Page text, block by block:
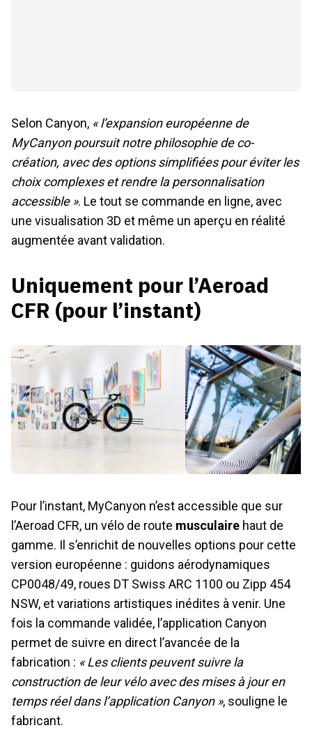
Selon Canyon, « l’expansion européenne de
MyCanyon poursuit notre philosophie de co-
création, avec des options simplifiées pour éviter les
choix complexes et rendre la personnalisation
accessible ». Le tout se commande en ligne, avec
une visualisation 3D et même un aperçu en réalité
augmentée avant validation.
Uniquement pour l’Aeroad
CFR (pour l’instant)
Pour l’instant, MyCanyon n’est accessible que sur
l’Aeroad CFR, un vélo de route musculaire haut de
gamme. Il s’enrichit de nouvelles options pour cette
version européenne : guidons aérodynamiques
CP0048/49, roues DT Swiss ARC 1100 ou Zipp 454
NSW, et variations artistiques inédites à venir. Une
fois la commande validée, l’application Canyon
permet de suivre en direct l’avancée de la
fabrication : « Les clients peuvent suivre la
construction de leur vélo avec des mises à jour en
temps réel dans l’application Canyon », souligne le
fabricant.